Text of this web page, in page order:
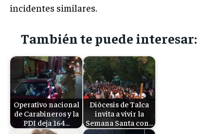
incidentes similares.
También te puede interesar:
Operativo nacional
de Carabineros y la
PDI deja 164…
Diócesis de Talca
invita a vivir la
Semana Santa con…